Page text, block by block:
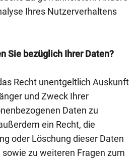
Ihres Nutzerverhaltens
Sie bezüglich Ihrer Daten?
Recht unentgeltlich Auskunft
und Zweck Ihrer
Daten zu
ein Recht, die
oder Löschung dieser Daten
zu weiteren Fragen zum